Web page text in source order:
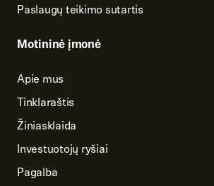
Paslaugų teikimo sutartis
Motininė įmonė
Apie mus
Tinklaraštis
Žiniasklaida
Investuotojų ryšiai
Pagalba